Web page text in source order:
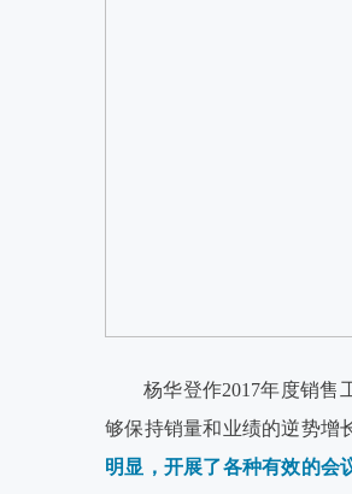
杨华登作2017年度销售
够保持销量和业绩的逆势增
明显，开展了各种有效的会